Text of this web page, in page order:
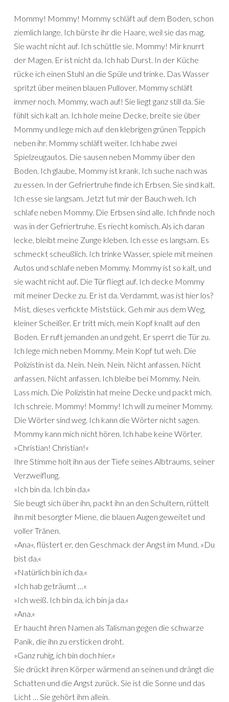
Mommy! Mommy! Mommy schläft auf dem Boden, schon
ziemlich lange. Ich bürste ihr die Haare, weil sie das mag.
Sie wacht nicht auf. Ich schüttle sie. Mommy! Mir knurrt
der Magen. Er ist nicht da. Ich hab Durst. In der Küche
rücke ich einen Stuhl an die Spüle und trinke. Das Wasser
spritzt über meinen blauen Pullover. Mommy schläft
immer noch. Mommy, wach auf! Sie liegt ganz still da. Sie
fühlt sich kalt an. Ich hole meine Decke, breite sie über
Mommy und lege mich auf den klebrigen grünen Teppich
neben ihr. Mommy schläft weiter. Ich habe zwei
Spielzeugautos. Die sausen neben Mommy über den
Boden. Ich glaube, Mommy ist krank. Ich suche nach was
zu essen. In der Gefriertruhe finde ich Erbsen. Sie sind kalt.
Ich esse sie langsam. Jetzt tut mir der Bauch weh. Ich
schlafe neben Mommy. Die Erbsen sind alle. Ich finde noch
was in der Gefriertruhe. Es riecht komisch. Als ich daran
lecke, bleibt meine Zunge kleben. Ich esse es langsam. Es
schmeckt scheußlich. Ich trinke Wasser, spiele mit meinen
Autos und schlafe neben Mommy. Mommy ist so kalt, und
sie wacht nicht auf. Die Tür fliegt auf. Ich decke Mommy
mit meiner Decke zu. Er ist da. Verdammt, was ist hier los?
Mist, dieses verfickte Miststück. Geh mir aus dem Weg,
kleiner Scheißer. Er tritt mich, mein Kopf knallt auf den
Boden. Er ruft jemanden an und geht. Er sperrt die Tür zu.
Ich lege mich neben Mommy. Mein Kopf tut weh. Die
Polizistin ist da. Nein. Nein. Nein. Nicht anfassen. Nicht
anfassen. Nicht anfassen. Ich bleibe bei Mommy. Nein.
Lass mich. Die Polizistin hat meine Decke und packt mich.
Ich schreie. Mommy! Mommy! Ich will zu meiner Mommy.
Die Wörter sind weg. Ich kann die Wörter nicht sagen.
Mommy kann mich nicht hören. Ich habe keine Wörter.
»Christian! Christian!«
Ihre Stimme holt ihn aus der Tiefe seines Albtraums, seiner
Verzweiflung.
»Ich bin da. Ich bin da.«
Sie beugt sich über ihn, packt ihn an den Schultern, rüttelt
ihn mit besorgter Miene, die blauen Augen geweitet und
voller Tränen.
»Ana«, flüstert er, den Geschmack der Angst im Mund. »Du
bist da.«
»Natürlich bin ich da.«
»Ich hab geträumt …«
»Ich weiß. Ich bin da, ich bin ja da.«
»Ana.«
Er haucht ihren Namen als Talisman gegen die schwarze
Panik, die ihn zu ersticken droht.
»Ganz ruhig, ich bin doch hier.«
Sie drückt ihren Körper wärmend an seinen und drängt die
Schatten und die Angst zurück. Sie ist die Sonne und das
Licht … Sie gehört ihm allein.